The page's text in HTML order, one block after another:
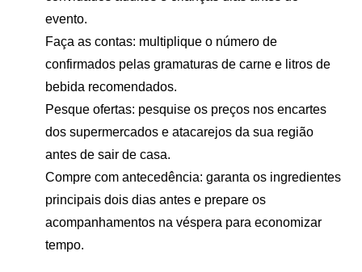
evento.
Faça as contas: multiplique o número de
confirmados pelas gramaturas de carne e litros de
bebida recomendados.
Pesque ofertas: pesquise os preços nos encartes
dos supermercados e atacarejos da sua região
antes de sair de casa.
Compre com antecedência: garanta os ingredientes
principais dois dias antes e prepare os
acompanhamentos na véspera para economizar
tempo.